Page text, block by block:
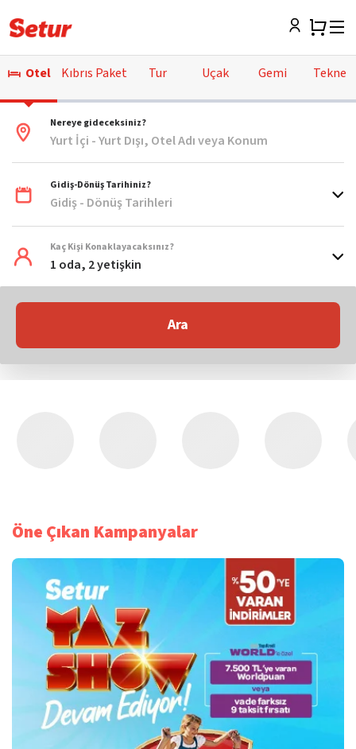
Otel Kıbrıs Paket Tur Uçak Gemi Tekne
Nereye gideceksiniz?
Yurt İçi - Yurt Dışı, Otel Adı veya Konum
Gidiş-Dönüş Tarihiniz?
Gidiş - Dönüş Tarihleri
Kaç Kişi Konaklayacaksınız?
1 oda, 2 yetişkin
Ara
Öne Çıkan Kampanyalar